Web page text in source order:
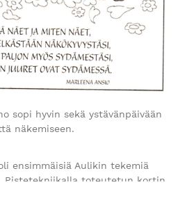
sopi hyvin sekä ystävänpäivään
näkemiseen.
ensimmäisiä Aulikin tekemiä
Pistetekniikalla toteutetun kortin